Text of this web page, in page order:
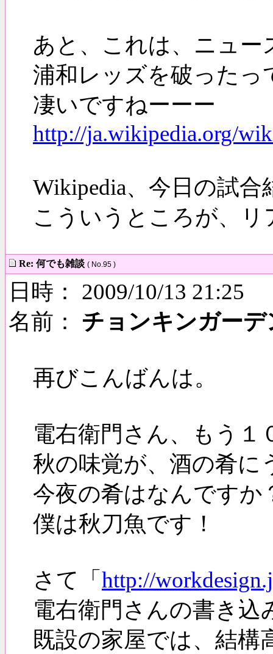
あと、これは、ニュー
浦和レッズを破ったっ
凄いですねーーー
http://ja.wikipedia.org/
Wikipedia、今日の試
こういうところが、
Re: 何でも雑談 ( No.95 )
日時： 2009/10/13 21:25
名前： チョンキンガーデ
再びこんばんは。
電右衛門さん、もう１
秋の味覚が、酒の肴に
今夜の肴はなんですか
僕は秋刀魚です！
さて「 http://
電右衛門さんの書き
既設の家屋では、結